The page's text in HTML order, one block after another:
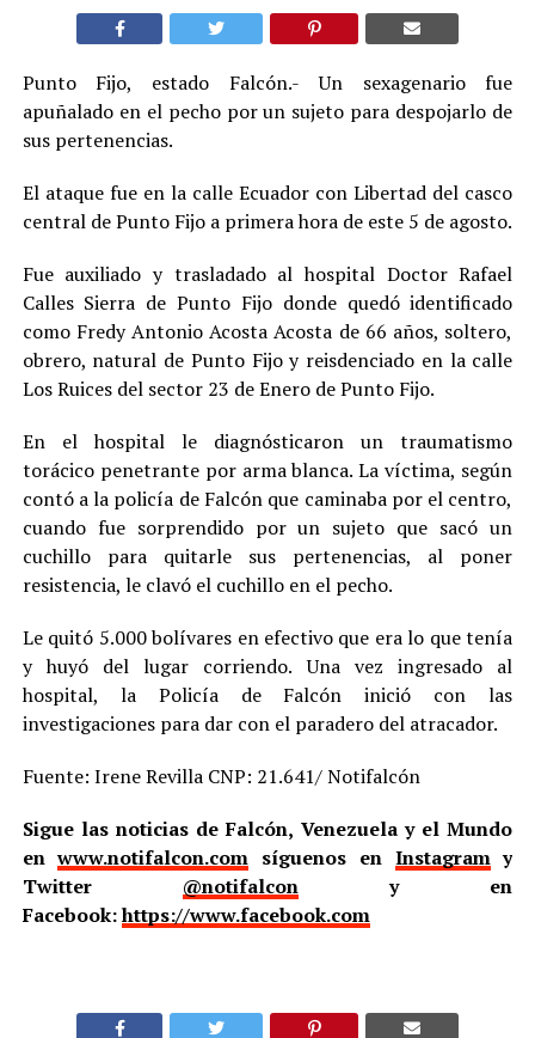
Punto Fijo, estado Falcón.- Un sexagenario fue
apuñalado en el pecho por un sujeto para despojarlo de
sus pertenencias.
El ataque fue en la calle Ecuador con Libertad del casco
central de Punto Fijo a primera hora de este 5 de agosto.
Fue auxiliado y trasladado al hospital Doctor Rafael
Calles Sierra de Punto Fijo donde quedó identificado
como Fredy Antonio Acosta Acosta de 66 años, soltero,
obrero, natural de Punto Fijo y reisdenciado en la calle
Los Ruices del sector 23 de Enero de Punto Fijo.
En el hospital le diagnósticaron un traumatismo
torácico penetrante por arma blanca. La víctima, según
contó a la policía de Falcón que caminaba por el centro,
cuando fue sorprendido por un sujeto que sacó un
cuchillo para quitarle sus pertenencias, al poner
resistencia, le clavó el cuchillo en el pecho.
Le quitó 5.000 bolívares en efectivo que era lo que tenía
y huyó del lugar corriendo. Una vez ingresado al
hospital, la Policía de Falcón inició con las
investigaciones para dar con el paradero del atracador.
Fuente: Irene Revilla CNP: 21.641/ Notifalcón
Sigue las noticias de Falcón, Venezuela y el Mundo
enwww.notifalcon.com síguenos en Instagramy
Twitter @notifalcony en
Facebook:https://www.facebook.com